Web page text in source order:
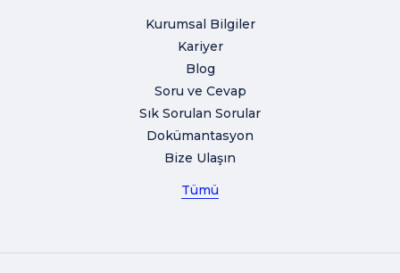
Kurumsal Bilgiler
Kariyer
Blog
Soru ve Cevap
Sık Sorulan Sorular
Dokümantasyon
Bize Ulaşın
Tümü